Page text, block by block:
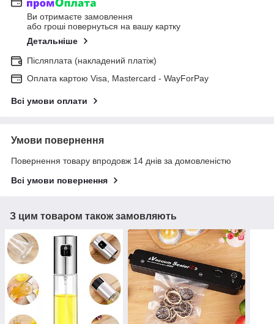
Ви отримаєте замовлення
або гроші повернуться на вашу картку
Детальніше
Післяплата (накладений платіж)
Оплата картою Visa, Mastercard - WayForPay
Всі умови оплати
Умови повернення
Повернення товару впродовж 14 днів за домовленістю
Всі умови повернення
З цим товаром також замовляють